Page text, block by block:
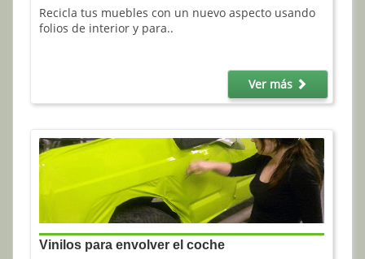
Recicla tus muebles con un nuevo aspecto usando
folios de interior y para..
Ver más
Vinilos para envolver el coche